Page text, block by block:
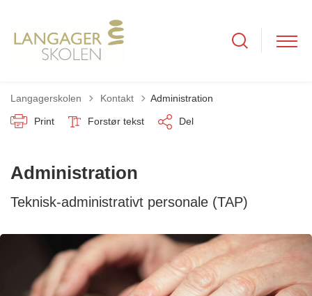
Langagerskolen Tilbage til
Kontakt Administration
Print Forstør tekst Del
Administration
Teknisk-administrativt personale (TAP)